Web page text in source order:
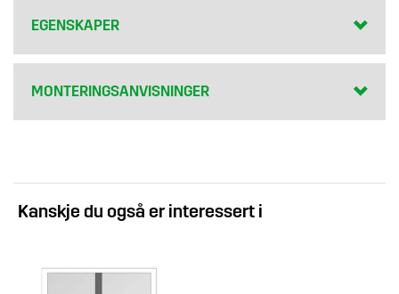
EGENSKAPER
MONTERINGSANVISNINGER
Kanskje du også er interessert i